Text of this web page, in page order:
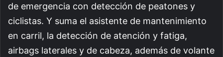
de emergencia con detección de peatones y
ciclistas. Y suma el asistente de mantenimiento
en carril, la detección de atención y fatiga,
airbags laterales y de cabeza, además de volante